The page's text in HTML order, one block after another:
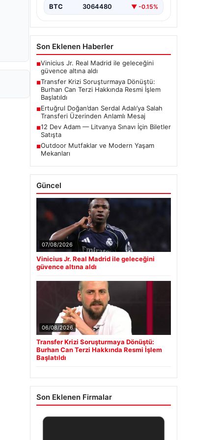
iddialar nedeniyle…
BTC 3064480 ▼ -0.15%
Son Eklenen Haberler
■Vinicius Jr. Real Madrid ile geleceğini
güvence altına aldı
■Transfer Krizi Soruşturmaya Dönüştü:
Burhan Can Terzi Hakkında Resmi İşlem
Başlatıldı
■Ertuğrul Doğan’dan Serdal Adalı’ya Salah
Transferi Üzerinden Anlamlı Mesaj
■12 Dev Adam — Litvanya Sınavı İçin Biletler
Satışta
■Outdoor Mutfaklar ve Modern Yaşam
Mekanları
Güncel
07/08/2026
Vinicius Jr. Real Madrid ile geleceğini
güvence altına aldı
06/08/2026
Transfer Krizi Soruşturmaya Dönüştü:
Burhan Can Terzi Hakkında Resmi İşlem
Başlatıldı
Son Eklenen Firmalar